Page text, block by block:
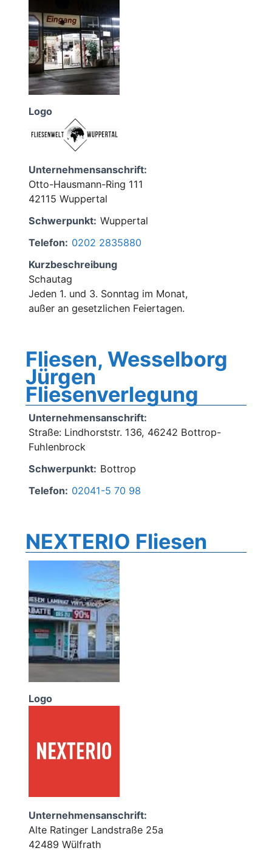
Logo
Unternehmensanschrift:
Otto-Hausmann-Ring 111
42115 Wuppertal
Schwerpunkt: Wuppertal
Telefon: 0202 2835880
Kurzbeschreibung
Schautag
Jeden 1. und 3. Sonntag im Monat,
außer an gesetzlichen Feiertagen.
Fliesen, Wesselborg
Jürgen
Fliesenverlegung
Unternehmensanschrift:
Straße: Lindhorststr. 136, 46242 Bottrop-
Fuhlenbrock
Schwerpunkt: Bottrop
Telefon: 02041-5 70 98
NEXTERIO Fliesen
Logo
Unternehmensanschrift:
Alte Ratinger Landstraße 25a
42489 Wülfrath